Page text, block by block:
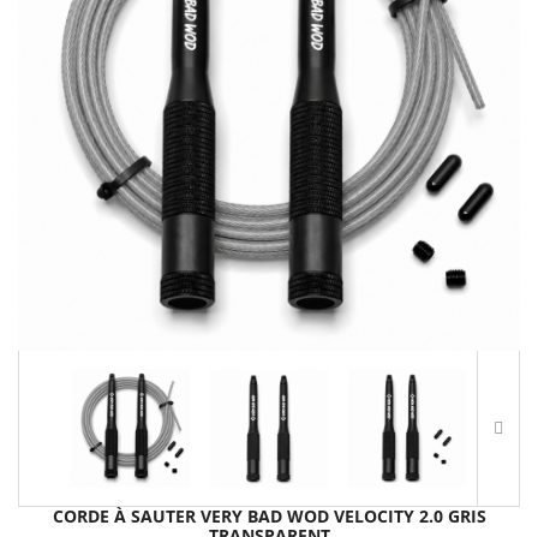
CORDE À SAUTER VERY BAD WOD VELOCITY 2.0 GRIS